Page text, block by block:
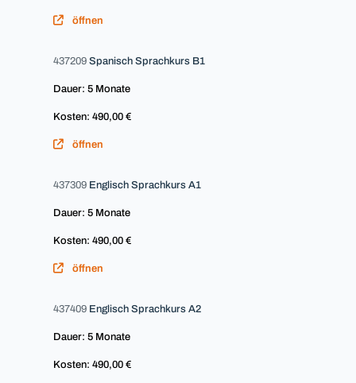
öffnen
437209 Spanisch Sprachkurs B1
Dauer: 5 Monate
Kosten: 490,00 €
öffnen
437309 Englisch Sprachkurs A1
Dauer: 5 Monate
Kosten: 490,00 €
öffnen
437409 Englisch Sprachkurs A2
Dauer: 5 Monate
Kosten: 490,00 €